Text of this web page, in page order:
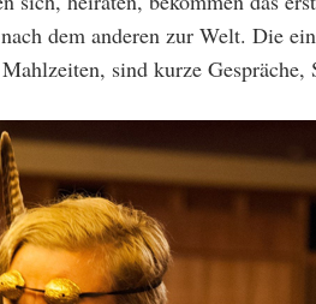
dem anderen zur Welt. Die
sind kurze Gespräche,